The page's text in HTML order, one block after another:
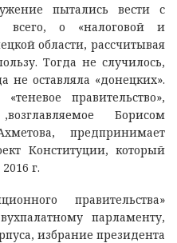
пытались вести с
всего, о «налоговой и
области, рассчитывая
Тогда не случилось,
оставляла «донецких».
правительство»,
Борисом
предпринимает
Конституции, который
г.
правительства»
парламенту,
избрание президента